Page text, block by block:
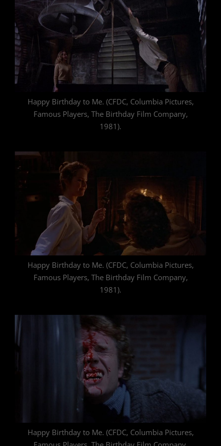
Happy Birthday to Me. (CFDC, Columbia Pictures,
Famous Players, The Birthday Film Company,
1981).
Happy Birthday to Me. (CFDC, Columbia Pictures,
Famous Players, The Birthday Film Company,
1981).
Happy Birthday to Me. (CFDC, Columbia Pictures,